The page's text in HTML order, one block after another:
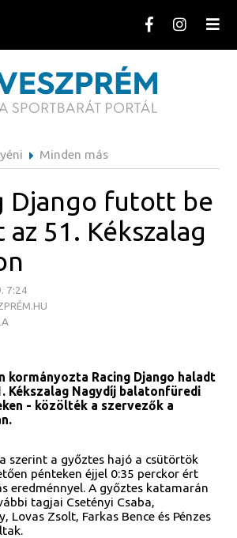
Minden más
Django futott be
51. Kékszalag
7:24
kormányozta Racing Django haladt
Kékszalag Nagydíj balatonfüredi
- közölték a szervezők a
szerint a győztes hajó a csütörtök
pénteken éjjel 0:35 perckor ért
eredménnyel. A győztes katamarán
tagjai Csetényi Csaba,
Lovas Zsolt, Farkas Bence és Pénzes